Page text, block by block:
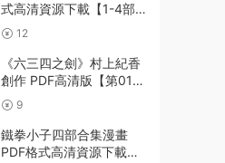
式高清資源下載【1-4部
合集完結】Kindle電子漫
畫資源精品
12
《六三四之劍》村上紀香
創作 PDF高清版【第01-
24卷完結】
9
鐵拳小子四部合集漫畫
PDF格式高清資源下載